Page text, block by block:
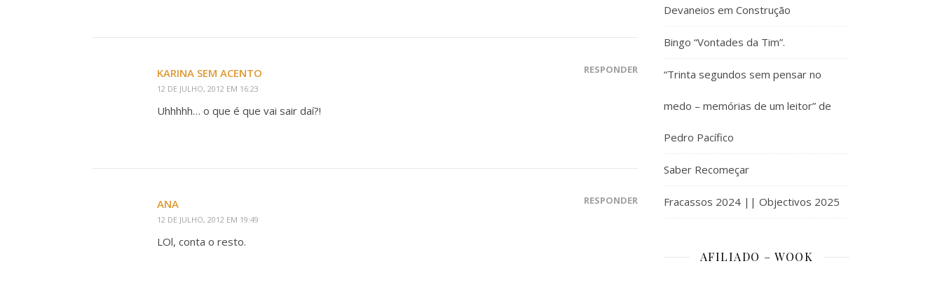
KARINA SEM ACENTO
12 DE JULHO, 2012 EM 16:23
RESPONDER
Uhhhhh… o que é que vai sair daí?!
ANA
12 DE JULHO, 2012 EM 19:49
RESPONDER
LOl, conta o resto.
Devaneios em Construção
Bingo “Vontades da Tim”.
“Trinta segundos sem pensar no
medo – memórias de um leitor” de
Pedro Pacífico
Saber Recomeçar
Fracassos 2024 || Objectivos 2025
AFILIADO – WOOK